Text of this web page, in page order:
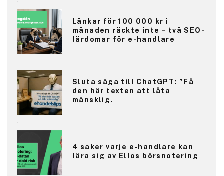
Länkar för 100 000 kr i
månaden räckte inte – två SEO-
lärdomar för e-handlare
Sluta säga till ChatGPT: ”Få
den här texten att låta
mänsklig.
4 saker varje e-handlare kan
lära sig av Ellos börsnotering